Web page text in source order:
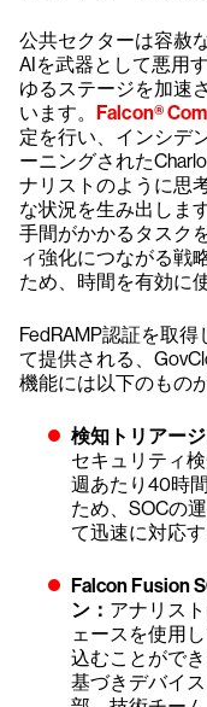
公共セクターは容赦
AIを武器として悪用
ゆるステージを加速
います。 Falcon®
定を行い、インシデ
ーニングされた
ナリストのように思
な状況を生み出しま
手間がかかるタスク
ィ強化につながる戦
ため、時間を有効に
FedRAMP認証を取
て提供される、
機能には以下のもの
検知トリアー
セキュリティ
週あたり40時間
ため、SOCの
て迅速に対応
Falcon Fusion
ン： アナリス
ェースを使用
込むことがで
基づきデバイ